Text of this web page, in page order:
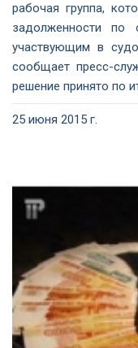
рабочая группа,
задолженности по
участвующим в
сообщает пресс-
решение принято по
25 июня 2015 г.